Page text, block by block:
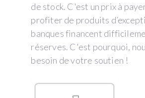
de stock. C'est un prix à
profiter de produits
banques financent
réserves. C'est pourquoi,
besoin de votre soutien !